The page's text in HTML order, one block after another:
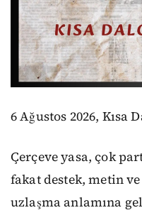
6 Ağustos 2026, Kısa
Çerçeve yasa, çok
fakat destek, metin
uzlaşma anlamına